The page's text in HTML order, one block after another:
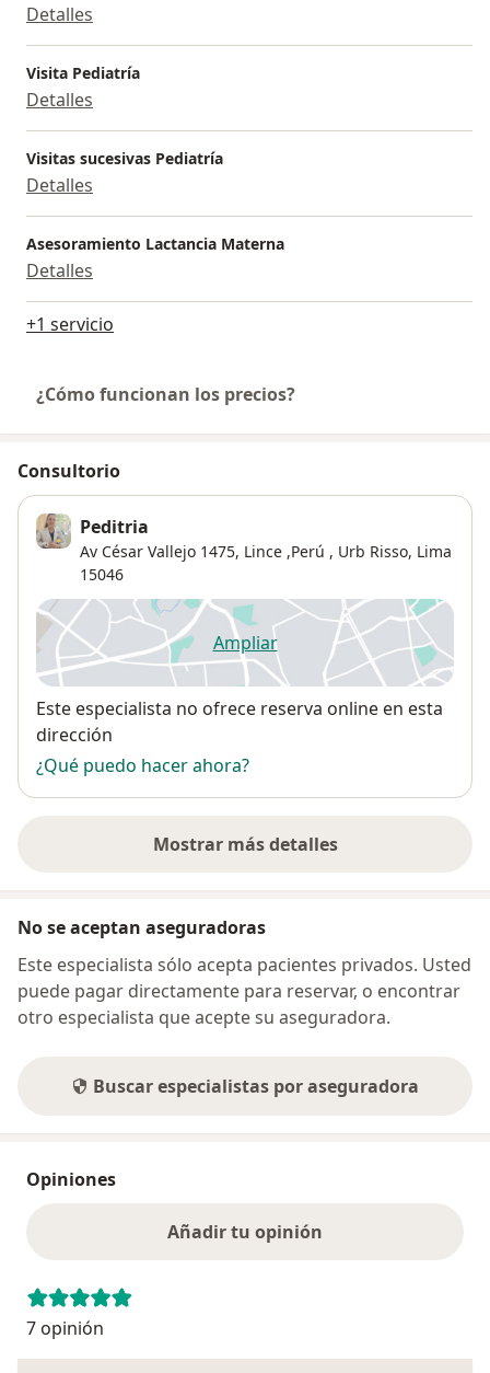
Detalles
Visita Pediatría
Detalles
Visitas sucesivas Pediatría
Detalles
Asesoramiento Lactancia Materna
Detalles
+1 servicio
¿Cómo funcionan los precios?
Consultorio
Peditria
Av César Vallejo 1475, Lince ,Perú , Urb Risso, Lima
15046
Ampliarse abre en una nueva
Disponibilidad
Este especialista no ofrece reserva online en esta
dirección
¿Qué puedo hacer ahora?
Mostrar más detalles
sobre la dirección
No se aceptan aseguradoras
Este especialista sólo acepta pacientes privados. Usted
puede pagar directamente para reservar, o encontrar
otro especialista que acepte su aseguradora.
Buscar especialistas por aseguradora
Opiniones
Añadir tu opinión
7 opinión